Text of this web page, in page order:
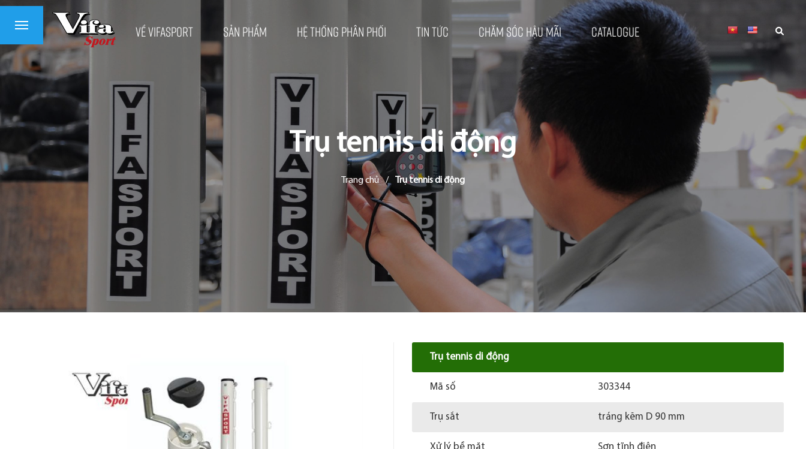
Về VifaSport Sản phẩm Hệ thống phân phối Tin tức Chăm sóc hậu mãi Catalogue
Trụ tennis di động
Trang chủ / Trụ tennis di động
Trụ tennis di động
Mã số 303344
Trụ sắt tráng kẽm D 90 mm
Xử lý bề mặt Sơn tĩnh điện